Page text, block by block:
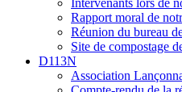
Intervenants lors de
Rapport moral de
Réunion du bureau
Site de compostage
D113N
Association